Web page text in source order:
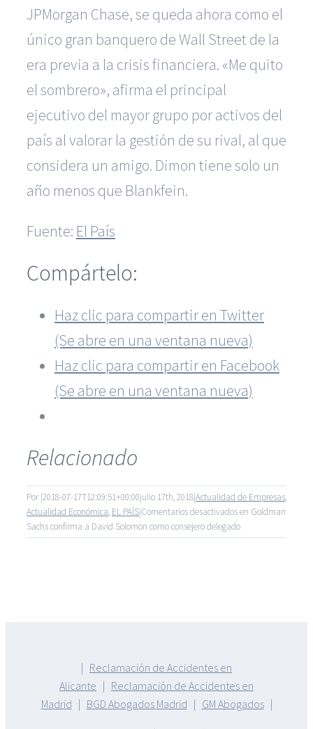
JPMorgan Chase, se queda ahora como el
único gran banquero de Wall Street de la
era previa a la crisis financiera. «Me quito
el sombrero», afirma el principal
ejecutivo del mayor grupo por activos del
país al valorar la gestión de su rival, al que
considera un amigo. Dimon tiene solo un
año menos que Blankfein.
Fuente: El País
Compártelo:
Haz clic para compartir en Twitter
(Se abre en una ventana nueva)
Haz clic para compartir en Facebook
(Se abre en una ventana nueva)
Relacionado
Por |2018-07-17T12:09:51+00:00julio 17th, 2018|Actualidad de Empresas,
Actualidad Económica, EL PAÍS|Comentarios desactivadosen Goldman
Sachs confirma a David Solomon como consejero delegado
| Reclamación de Accidentes en
Alicante | Reclamación de Accidentes en
Madrid | BGD Abogados Madrid | GM Abogados|